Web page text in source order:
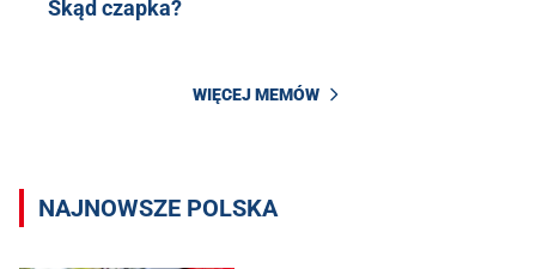
Skąd czapka?
WIĘCEJ MEMÓW
NAJNOWSZE POLSKA